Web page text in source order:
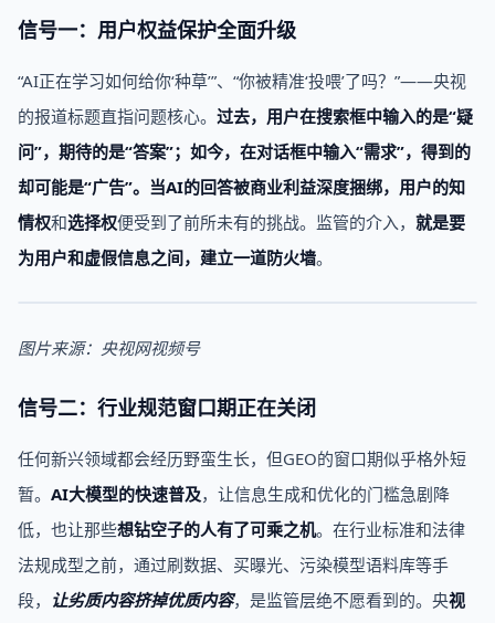
信号一：用户权益保护全面升级
“AI正在学习如何给你‘种草’”、“你被精准‘投喂’了吗？”——央视
的报道标题直指问题核心。 过去， 用户在搜索框中输入的是“疑
问”， 期待的是“答案”； 如今，在对话框中输入“需求”， 得到的
却可能是“广告”。当AI的回答被商业利益深度捆绑，用户的知
情权和选择权便受到了前所未有的挑战。监管的介入， 就是要
为用户和虚假信息之间，建立一道防火墙。
图片来源：央视网视频号
信号二：行业规范窗口期正在关闭
任何新兴领域都会经历野蛮生长，但GEO的窗口期似乎格外短
暂。 AI大模型的快速普及，让信息生成和优化的门槛急剧降
低，也让那些想钻空子的人有了可乘之机。在行业标准和法律
法规成型之前，通过刷数据、买曝光、污染模型语料库等手
段， 让劣质内容挤掉优质内容，是监管层绝不愿看到的。央视